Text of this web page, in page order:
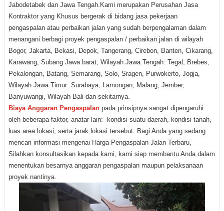
Jabodetabek dan Jawa Tengah. Kami merupakan Perusahan Jasa
Kontraktor yang Khusus bergerak di bidang jasa pekerjaan
pengaspalan atau perbaikan jalan yang sudah berpengalaman dalam
menangani berbagi proyek pengaspalan / perbaikan jalan di wilayah
Bogor, Jakarta, Bekasi, Depok, Tangerang, Cirebon, Banten, Cikarang,
Karawang, Subang Jawa barat, Wilayah Jawa Tengah: Tegal, Brebes,
Pekalongan, Batang, Semarang, Solo, Sragen, Purwokerto, Jogja,
Wilayah Jawa Timur: Surabaya, Lamongan, Malang, Jember,
Banyuwangi, Wilayah Bali dan sekitarnya.
Biaya Anggaran Pengaspalan pada prinsipnya sangat dipengaruhi
oleh beberapa faktor, anatar lain: kondisi suatu daerah, kondisi tanah,
luas area lokasi, serta jarak lokasi tersebut. Bagi Anda yang sedang
mencari informasi mengenai Harga Pengaspalan Jalan Terbaru,
Silahkan konsultasikan kepada kami, kami siap membantu Anda dalam
menentukan besarnya anggaran pengaspalan maupun pelaksanaan
proyek nantinya.